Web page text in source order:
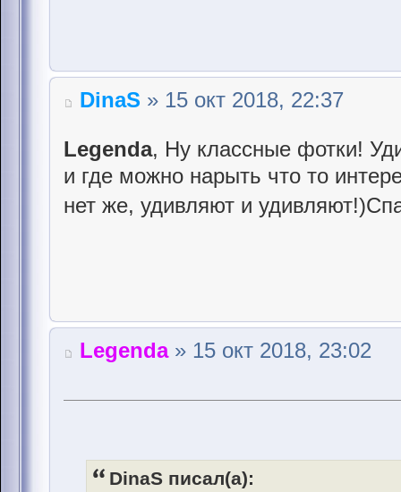
DinaS » 15 окт 2018, 22:37
Legenda, Ну классные фотки!
и где можно нарыть что то
нет же, удивляют и
Legenda» 15 окт 2018, 23:02
DinaS писал(а):